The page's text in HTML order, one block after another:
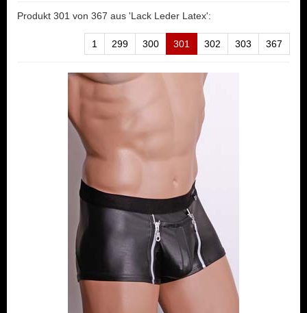
Produkt 301 von 367 aus 'Lack Leder Latex':
1 299 300 301 302 303 367